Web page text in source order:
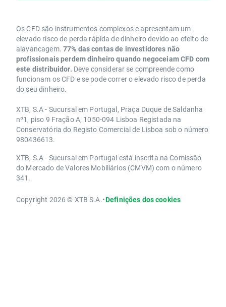
Os CFD são instrumentos complexos e apresentam um
elevado risco de perda rápida de dinheiro devido ao efeito de
alavancagem. 77% das contas de investidores não
profissionais perdem dinheiro quando negoceiam CFD com
este distribuidor. Deve considerar se compreende como
funcionam os CFD e se pode correr o elevado risco de perda
do seu dinheiro.
XTB, S.A - Sucursal em Portugal, Praça Duque de Saldanha
nº1, piso 9 Fração A, 1050-094 Lisboa Registada na
Conservatória do Registo Comercial de Lisboa sob o número
980436613.
XTB, S.A - Sucursal em Portugal está inscrita na Comissão
do Mercado de Valores Mobiliários (CMVM) com o número
341.
Copyright 2026 © XTB S.A.•Definições dos cookies